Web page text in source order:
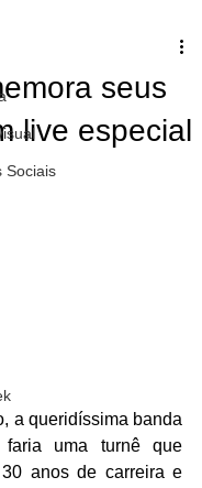
Sociais
seus
live especial
de 5 estrelas.
a queridíssima banda
faria uma turnê que
anos de carreira e